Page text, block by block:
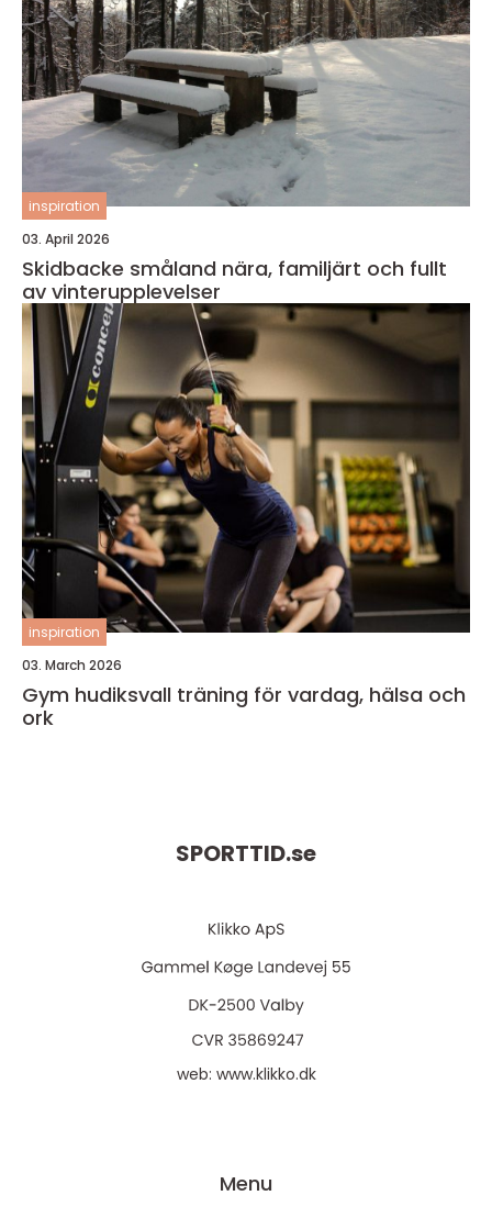
inspiration
03. April 2026
Skidbacke småland nära, familjärt och fullt
av vinterupplevelser
inspiration
03. March 2026
Gym hudiksvall träning för vardag, hälsa och
ork
SPORTTID.se
web: www.klikko.dk
Menu